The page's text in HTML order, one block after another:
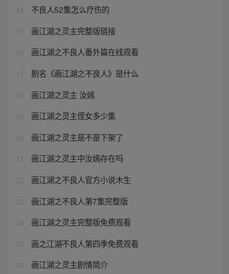
14 不良人52集怎么疗伤的
15 画江湖之灵主完整版链接
16 画江湖之不良人番外篇在线观看
17 剧名《画江湖之不良人》是什么
18 画江湖之灵主 汝嫣
19 画江湖之灵主侄女多少集
20 画江湖之灵主是不是下架了
21 画江湖之灵主中汝嫣存在吗
22 画江湖之不良人官方小说木生
23 画江湖之不良人第7集完整版
24 画江湖之灵主完整版免费观看
25 画之江湖不良人第四季免费观看
26 画江湖之灵主剧情简介